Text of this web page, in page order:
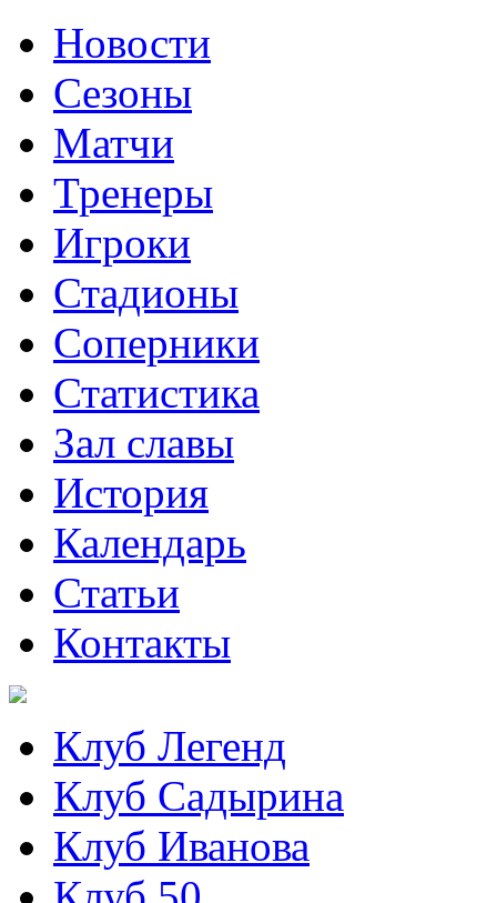
Новости
Сезоны
Матчи
Тренеры
Игроки
Стадионы
Соперники
Статистика
Зал славы
История
Календарь
Статьи
Контакты
Клуб Легенд
Клуб Садырина
Клуб Иванова